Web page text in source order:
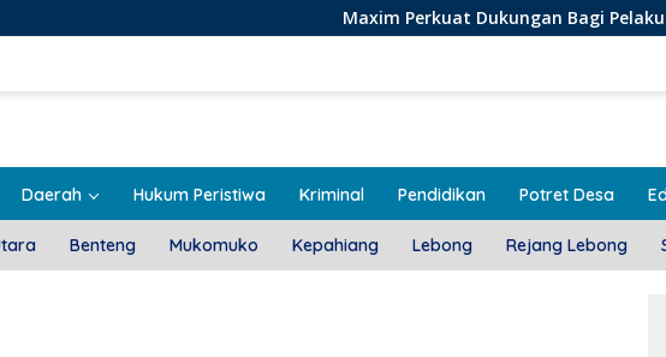
Maxim Perkuat Dukungan Bagi Pelaku Usaha
Daerah Hukum Peristiwa Kriminal Pendidikan Potret Desa
Benteng Mukomuko Kepahiang Lebong Rejang Lebong